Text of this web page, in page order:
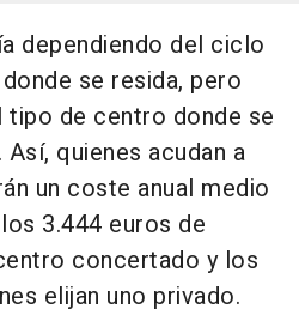
dependiendo del ciclo
se resida, pero
de centro donde se
quienes acudan a
un coste anual medio
3.444 euros de
concertado y los
elijan uno privado.